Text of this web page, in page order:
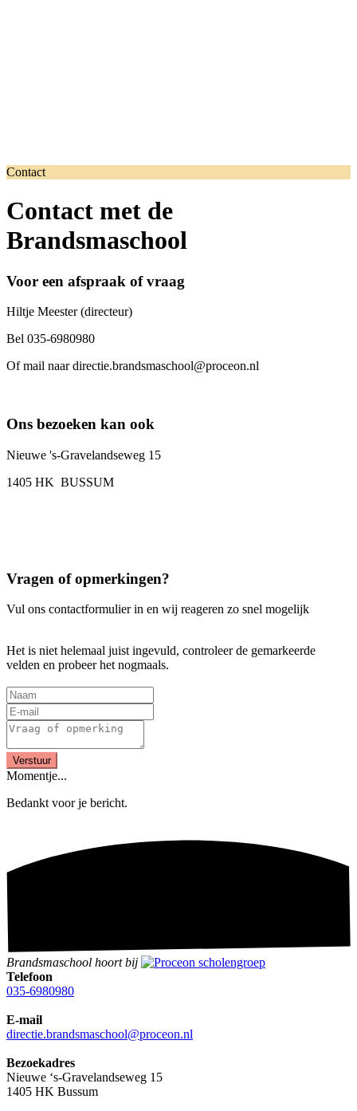
Contact
Contact met de
Brandsmaschool
Voor een afspraak of vraag
Hiltje Meester (directeur)
Bel 035-6980980
Of mail naar directie.brandsmaschool@proceon.nl
Ons bezoeken kan ook
Nieuwe 's-Gravelandseweg 15
1405 HK BUSSUM
Vragen of opmerkingen?
Vul ons contactformulier in en wij reageren zo snel mogelijk
Het is niet helemaal juist ingevuld, controleer de gemarkeerde
velden en probeer het nogmaals.
Momentje...
Bedankt voor je bericht.
Brandsmaschool hoort bij
Telefoon
035-6980980
E-mail
directie.brandsmaschool@proceon.nl
Bezoekadres
Nieuwe ‘s-Gravelandseweg 15
1405 HK Bussum